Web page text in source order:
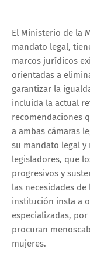
El Ministerio de la
mandato legal,
marcos jurídicos
orientadas a
garantizar la
incluida la actual
recomendaciones
a ambas cámaras
su mandato legal y
legisladores, que
progresivos y
las necesidades
institución insta a
especializadas,
procuran
mujeres.